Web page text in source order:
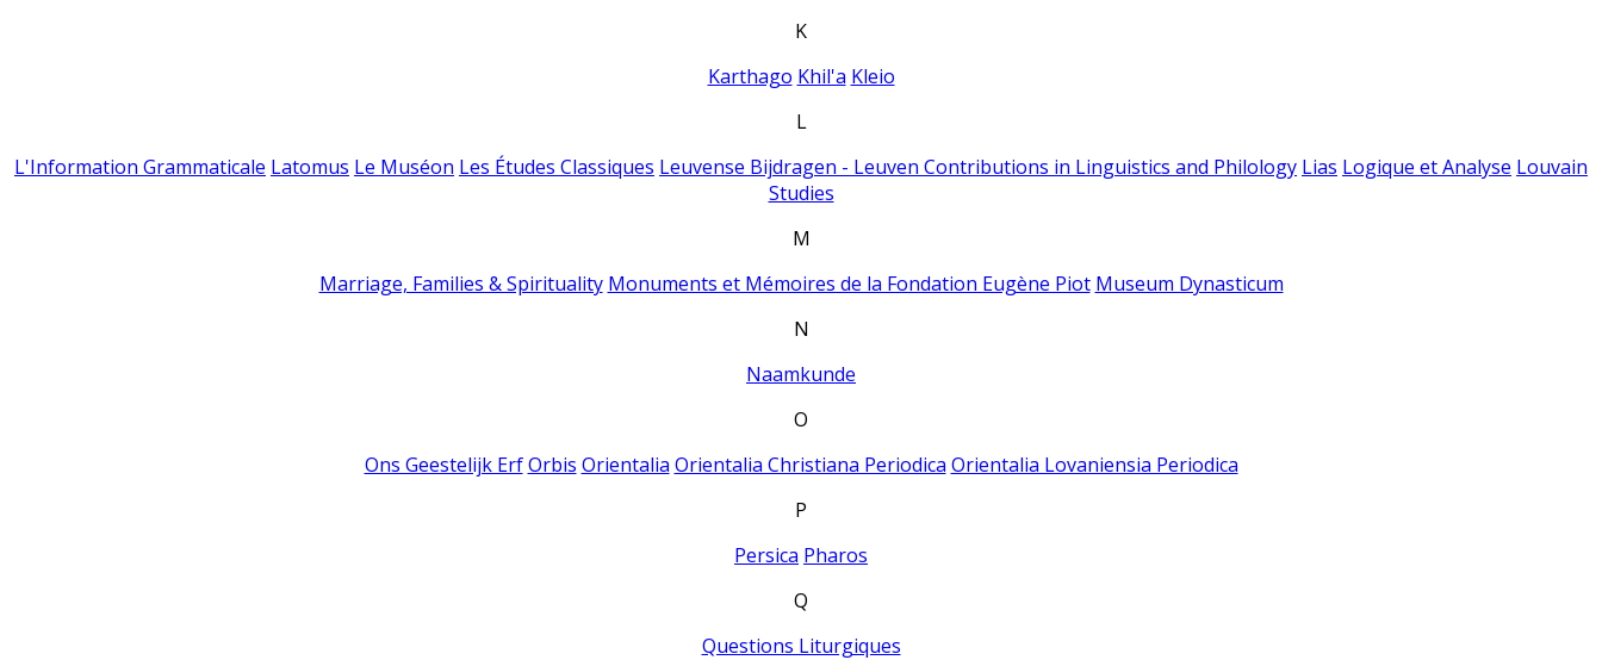
K
Karthago Khil'a Kleio
L
L'Information Grammaticale Latomus Le Muséon Les Études Classiques Leuvense Bijdragen - Leuven Contributions in Linguistics and Philology Lias Logique et Analyse Louvain
Studies
M
Marriage, Families & Spirituality Monuments et Mémoires de la Fondation Eugène Piot Museum Dynasticum
N
Naamkunde
O
Ons Geestelijk Erf Orbis Orientalia Orientalia Christiana Periodica Orientalia Lovaniensia Periodica
P
Persica Pharos
Q
Questions Liturgiques